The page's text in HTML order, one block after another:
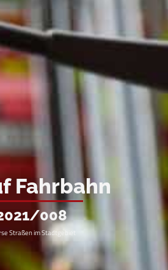
Fahrbahn
008
Straßen im Stadtgebiet